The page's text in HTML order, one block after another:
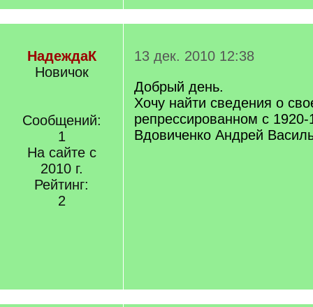
НадеждаК
Новичок
Сообщений:
1
На сайте с
2010 г.
Рейтинг:
2
13 дек. 2010 12:38
Добрый день.
Хочу найти сведения о
репрессированном с 1920-
Вдовиченко Андрей